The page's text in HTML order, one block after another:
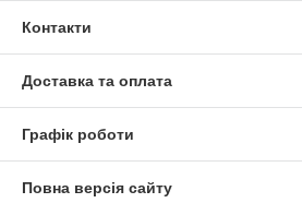
Контакти
Доставка та оплата
Графік роботи
Повна версія сайту